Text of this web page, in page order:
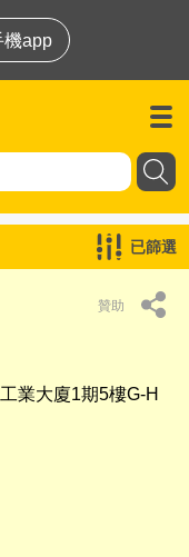
機app
已篩選
贊助
業大廈1期5樓G-H